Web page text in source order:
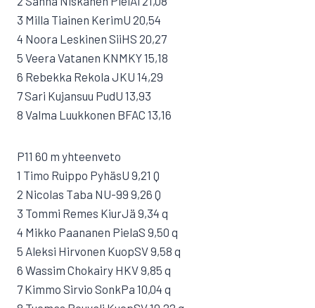
3 Milla Tiainen KerimU 20,54
4 Noora Leskinen SiiHS 20,27
5 Veera Vatanen KNMKY 15,18
6 Rebekka Rekola JKU 14,29
7 Sari Kujansuu PudU 13,93
8 Valma Luukkonen BFAC 13,16
P11 60 m yhteenveto
1 Timo Ruippo PyhäsU 9,21 Q
2 Nicolas Taba NU-99 9,26 Q
3 Tommi Remes KiurJä 9,34 q
4 Mikko Paananen PielaS 9,50 q
5 Aleksi Hirvonen KuopSV 9,58 q
6 Wassim Chokairy HKV 9,85 q
7 Kimmo Sirvio SonkPa 10,04 q